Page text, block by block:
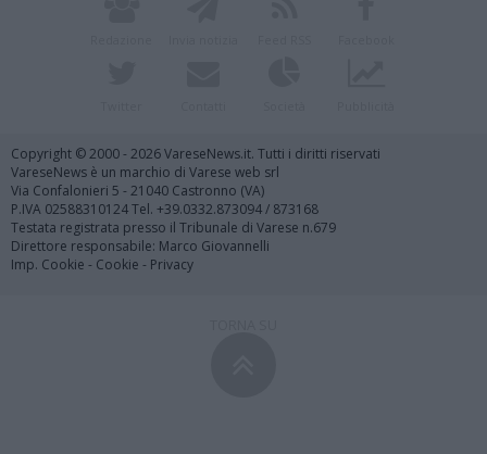
Copyright © 2000 - 2026 VareseNews.it. Tutti i diritti riservati
VareseNews è un marchio di Varese web srl
Via Confalonieri 5 - 21040 Castronno (VA)
P.IVA 02588310124 Tel. +39.0332.873094 / 873168
Testata registrata presso il Tribunale di Varese n.679
Direttore responsabile: Marco Giovannelli
Imp. Cookie - Cookie - Privacy